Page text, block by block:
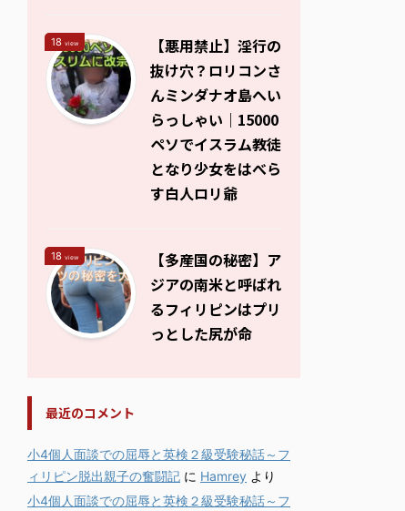
18 view
【悪用禁止】淫行の
抜け穴？ロリコンさ
んミンダナオ島へい
らっしゃい｜15000
ペソでイスラム教徒
となり少女をはべら
す白人ロリ爺
18 view
【多産国の秘密】ア
ジアの南米と呼ばれ
るフィリピンはプリ
っとした尻が命
最近のコメント
小4個人面談での屈辱と英検２級受験秘話～フ
ィリピン脱出親子の奮闘記 に Hamrey より
小4個人面談での屈辱と英検２級受験秘話～フ